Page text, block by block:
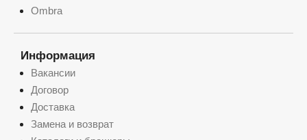
Ombra
Информация
Вакансии
Договор
Доставка
Замена и возврат